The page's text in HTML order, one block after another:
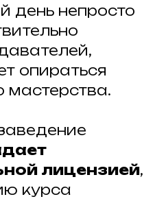
день непросто
опираться
мастерства.
лицензией,
курса